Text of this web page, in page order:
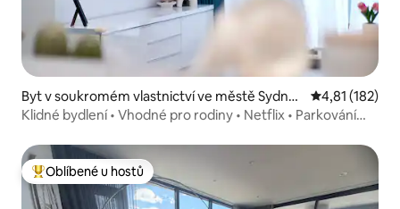
Byt v soukromém vlastnictví ve městě Sydney
Olympic Park
Průměrné
4,81 (182)
Klidné bydlení • Vhodné pro rodiny • Netflix • Parkování
Nejlepší v kategorii Oblíbené u hostů
Oblíbené u hostů